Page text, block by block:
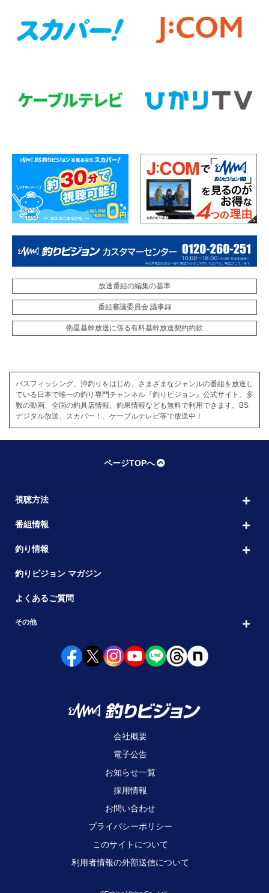
放送番組の編集の基準
番組審議委員会 議事録
衛星基幹放送に係る有料基幹放送契約約款
バスフィッシング、沖釣りをはじめ、さまざまなジャンルの番組を放送し
ている日本で唯一の釣り専門チャンネル『釣りビジョン』公式サイト。多
数の動画、全国の釣具店情報、釣果情報なども無料で利用できます。BS
デジタル放送、スカパー！、ケーブルテレビ等で放送中！
ページTOPへ
視聴方法
番組情報
釣り情報
釣りビジョン マガジン
よくあるご質問
その他
会社概要
電子公告
お知らせ一覧
採用情報
お問い合わせ
プライバシーポリシー
このサイトについて
利用者情報の外部送信について